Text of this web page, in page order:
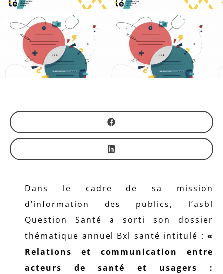
EDUCATION PERMANENTE
PROMOTION DE LA
SANTÉ
Dans le cadre de sa mission
d’information des publics, l’asbl
Question Santé a sorti son dossier
thématique annuel Bxl santé intitulé : «
Relations et communication entre
acteurs de santé et usagers :